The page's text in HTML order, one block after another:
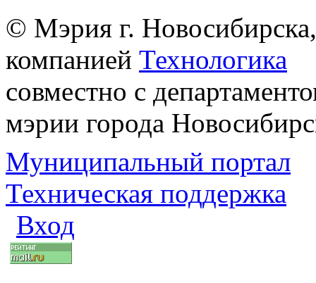
© Мэрия г.
компанией Технологика
совместно с
мэрии города
Муниципальный портал
Техническая поддержка
Вход